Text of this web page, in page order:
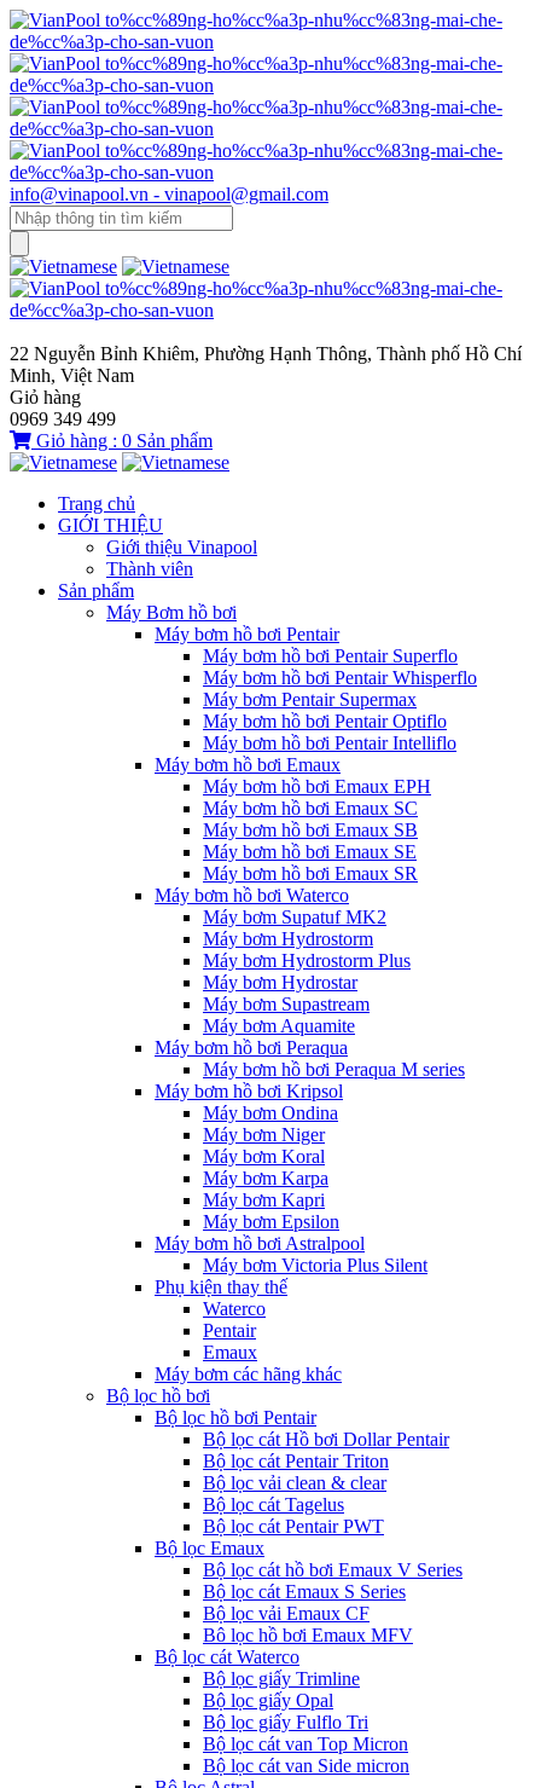
info@vinapool.vn - vinapool@gmail.com
22 Nguyễn Bỉnh Khiêm, Phường Hạnh Thông, Thành phố Hồ Chí
Minh, Việt Nam
Giỏ hàng
0969 349 499
Giỏ hàng : 0 Sản phẩm
Trang chủ
GIỚI THIỆU
Giới thiệu Vinapool
Thành viên
Sản phẩm
Máy Bơm hồ bơi
Máy bơm hồ bơi Pentair
Máy bơm hồ bơi Pentair Superflo
Máy bơm hồ bơi Pentair Whisperflo
Máy bơm Pentair Supermax
Máy bơm hồ bơi Pentair Optiflo
Máy bơm hồ bơi Pentair Intelliflo
Máy bơm hồ bơi Emaux
Máy bơm hồ bơi Emaux EPH
Máy bơm hồ bơi Emaux SC
Máy bơm hồ bơi Emaux SB
Máy bơm hồ bơi Emaux SE
Máy bơm hồ bơi Emaux SR
Máy bơm hồ bơi Waterco
Máy bơm Supatuf MK2
Máy bơm Hydrostorm
Máy bơm Hydrostorm Plus
Máy bơm Hydrostar
Máy bơm Supastream
Máy bơm Aquamite
Máy bơm hồ bơi Peraqua
Máy bơm hồ bơi Peraqua M series
Máy bơm hồ bơi Kripsol
Máy bơm Ondina
Máy bơm Niger
Máy bơm Koral
Máy bơm Karpa
Máy bơm Kapri
Máy bơm Epsilon
Máy bơm hồ bơi Astralpool
Máy bơm Victoria Plus Silent
Phụ kiện thay thế
Waterco
Pentair
Emaux
Máy bơm các hãng khác
Bộ lọc hồ bơi
Bộ lọc hồ bơi Pentair
Bộ lọc cát Hồ bơi Dollar Pentair
Bộ lọc cát Pentair Triton
Bộ lọc vải clean & clear
Bộ lọc cát Tagelus
Bộ lọc cát Pentair PWT
Bộ lọc Emaux
Bộ lọc cát hồ bơi Emaux V Series
Bộ lọc cát Emaux S Series
Bộ lọc vải Emaux CF
Bô lọc hồ bơi Emaux MFV
Bộ lọc cát Waterco
Bộ lọc giấy Trimline
Bộ lọc giấy Opal
Bộ lọc giấy Fulflo Tri
Bộ lọc cát van Top Micron
Bộ lọc cát van Side micron